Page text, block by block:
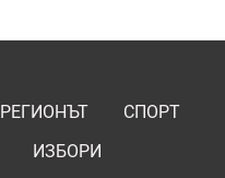
РЕГИОНЪТ
СПОРТ
ИЗБОРИ